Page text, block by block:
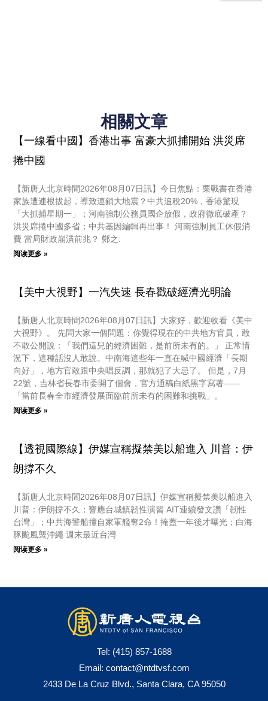
相關文章
【一線看中國】香港出事 富豪大抓捕開始 洪災席
捲中國
【新唐人北京時間2026年08月07日訊】今日焦點：栗戰書在香港
家族遭連根拔起，導致連鎖大地震？中共追稅20%，香港驚現
「大抓捕星期一」；河南強制公務員國企放假，政府徹底破產？
洪災席捲中國多省；中共基因編輯再出事！ 河南強制員工休假消
費 當局財政崩潰前兆？ 鄭之:
阅读更多 »
【美中大視野】一汽失速 長春戳破經濟光明論
【新唐人北京時間2026年08月07日訊】大家好，歡迎收看《美中
大視野》。 先問大家一個問題：你覺得現在的中共地方官員，敢
不敢公開說：「我們這兒的經濟困難，是前所未有的。」 正常情
況下，這種話沒人敢說。中南海這些年一直在喊中國經濟「長期
向好」，地方官敢跟中央唱反調，那就犯了大忌了。 但是，7月
22號，吉林省長春市委開了個會，官方通稿白紙黑字寫著——
「當前長春全市經濟發展面臨前所未有的困難和挑戰」。
阅读更多 »
【透視國際線】伊媒宣稱擬禁美以船進入 川普：伊
朗撐不久
【新唐人北京時間2026年08月07日訊】伊媒宣稱擬禁美以船進入
川普：伊朗撐不久；響應台城鎮韌性演習 AIT連續發文讚「韌性
台灣」；中共海警船撞自家軍艦奪2命！掩蓋一年後才曝光；白海
豚颱風襲沖繩 週末最近台灣
阅读更多 »
Tel: (415) 857-1688
Email: contact@ntdtvsf.com
2433 De La Cruz Blvd., Santa Clara, CA 95050